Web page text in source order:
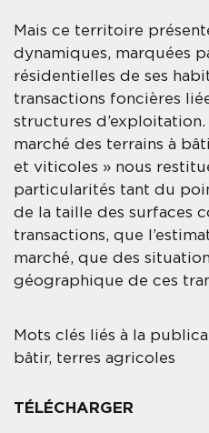
Mais ce territoire
dynamiques, marquées
résidentielles de ses
transactions foncières
structures
marché des terrains à
et viticoles » nous
particularités tant du
de la taille des surfaces
transactions, que
marché, que des
géographique de ces
Mots clés liés à la
bâtir, terres agricoles
TÉLÉCHARGER